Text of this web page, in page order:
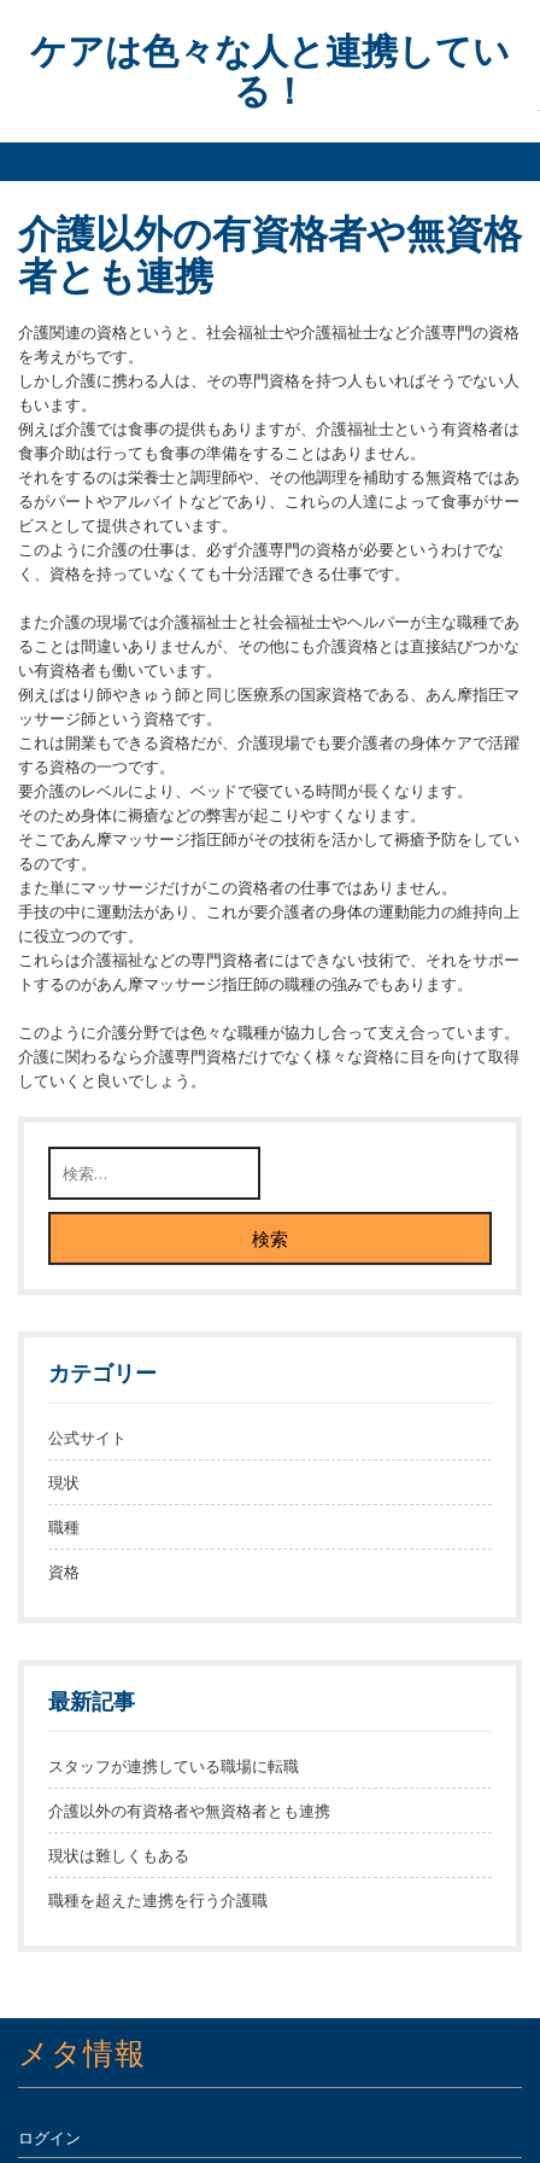
contentケアは色々な人と連携してい
る！
介護以外の有資格者や無資格
者とも連携
介護関連の資格というと、社会福祉士や介護福祉士など介護専門の資格
を考えがちです。
しかし介護に携わる人は、その専門資格を持つ人もいればそうでない人
もいます。
例えば介護では食事の提供もありますが、介護福祉士という有資格者は
食事介助は行っても食事の準備をすることはありません。
それをするのは栄養士と調理師や、その他調理を補助する無資格ではあ
るがパートやアルバイトなどであり、これらの人達によって食事がサー
ビスとして提供されています。
このように介護の仕事は、必ず介護専門の資格が必要というわけでな
く、資格を持っていなくても十分活躍できる仕事です。
また介護の現場では介護福祉士と社会福祉士やヘルパーが主な職種であ
ることは間違いありませんが、その他にも介護資格とは直接結びつかな
い有資格者も働いています。
例えばはり師やきゅう師と同じ医療系の国家資格である、あん摩指圧マ
ッサージ師という資格です。
これは開業もできる資格だが、介護現場でも要介護者の身体ケアで活躍
する資格の一つです。
要介護のレベルにより、ベッドで寝ている時間が長くなります。
そのため身体に褥瘡などの弊害が起こりやすくなります。
そこであん摩マッサージ指圧師がその技術を活かして褥瘡予防をしてい
るのです。
また単にマッサージだけがこの資格者の仕事ではありません。
手技の中に運動法があり、これが要介護者の身体の運動能力の維持向上
に役立つのです。
これらは介護福祉などの専門資格者にはできない技術で、それをサポー
トするのがあん摩マッサージ指圧師の職種の強みでもあります。
このように介護分野では色々な職種が協力し合って支え合っています。
介護に関わるなら介護専門資格だけでなく様々な資格に目を向けて取得
していくと良いでしょう。
カテゴリー
公式サイト
現状
職種
資格
最新記事
スタッフが連携している職場に転職
介護以外の有資格者や無資格者とも連携
現状は難しくもある
職種を超えた連携を行う介護職
メタ情報
ログイン